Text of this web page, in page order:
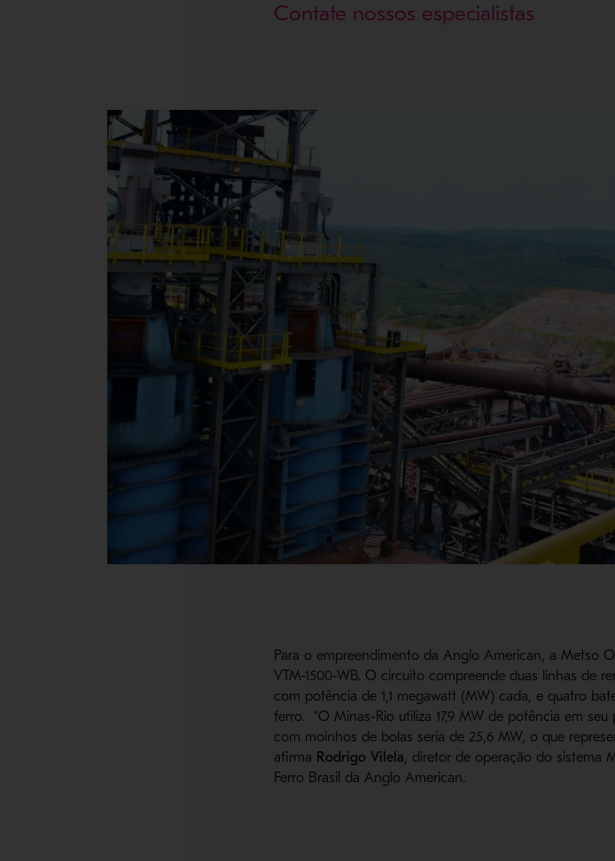
Contate nossos especialistas
Para o empreendimento da Anglo American, a Metso
VTM-1500-WB. O circuito compreende duas linhas de
com potência de 1,1 megawatt (MW) cada, e quatro
ferro. “O Minas-Rio utiliza 17,9 MW de potência em
com moinhos de bolas seria de 25,6 MW, o que
afirma Rodrigo Vilela, diretor de operação do sistema
Ferro Brasil da Anglo American.